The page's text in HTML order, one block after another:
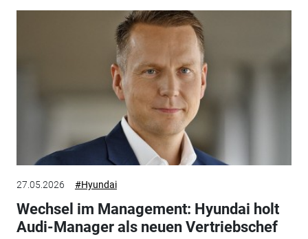
27.05.2026 #Hyundai
Wechsel im Management: Hyundai holt
Audi-Manager als neuen Vertriebschef